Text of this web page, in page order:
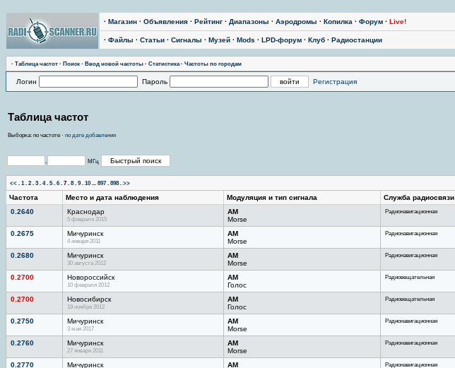
· Магазин · Объявления · Рейтинг · Диапазоны · Аэродромы · Копилка · Форум · Live!
· Файлы · Статьи · Сигналы · Музей · Mods · LPD-форум · Клуб · Радиостанции
· Тaблицa чaстoт · Поиск · Ввод новой частоты · Статистика· Частоты по городам
Логин Пароль Регистрация
Таблица частот
Выборка: по частоте · по дате добавления
МГц
<< . 1. 2. 3 . 4. 5. 6. 7 . 8. 9. 10 ... 897 . 898. >>
Частота Место и дата наблюдения Модуляция и тип сигнала Служба радиосвязи
0.2640
Краснодар
5 февраля 2015
AM
Morse
Радионавигационная
0.2675 Мичуринск
4 января 2011
AM
Morse
Радионавигационная
0.2680 Мичуринск
30 августа 2012
AM
Morse
Радионавигационная
0.2700 Новороссийск
10 февраля 2012
AM
Голос
Радиовещательная
0.2700 Новосибирск
19 ноября 2012
AM
Голос
Радиовещательная
0.2750 Мичуринск
3 мая 2017
AM
Morse
Радионавигационная
0.2760 Мичуринск
27 января 2011
AM
Morse
Радионавигационная
0.2770 Мичуринск
AM
Радионавигационная